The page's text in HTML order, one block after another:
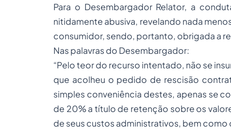
Para o Desembargador Relator, a
nitidamente abusiva, revelando nada
consumidor, sendo, portanto, obrigada a
Nas palavras do Desembargador:
“Pelo teor do recurso intentado, não se
que acolheu o pedido de rescisão
simples conveniência destes, apenas se
de 20% a título de retenção sobre os
de seus custos administrativos, bem como